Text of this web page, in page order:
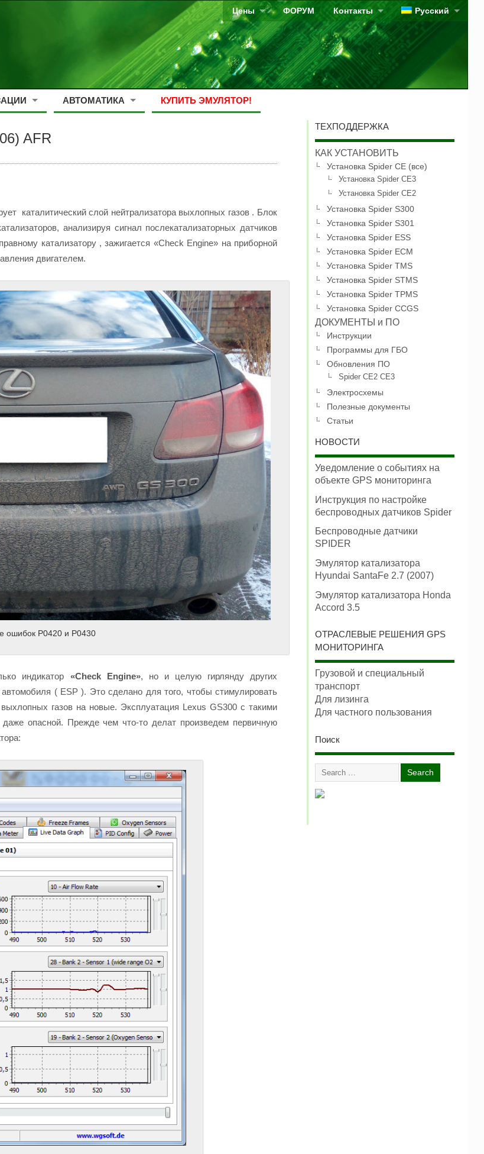
Русский
Контакты
ФОРУМ
Цены
АВТОМАТИКА КУПИТЬ ЭМУЛЯТОР!
AFR
каталитический слой нейтрализатора выхлопных газов . Блок
анализируя сигнал послекатализаторных датчиков
катализатору , зажигается «Check Engine» на приборной
двигателем.
ошибок P0420 и P0430
индикатор «Check Engine», но и целую гирлянду других
( ESP ). Это сделано для того, чтобы стимулировать
газов на новые. Эксплуатация Lexus GS300 с такими
опасной. Прежде чем что-то делат произведем первичную
ТЕХПОДДЕРЖКА
КАК УСТАНОВИТЬ
Установка Spider CE (все)
Установка Spider CE3
Установка Spider CE2
Установка Spider S300
Установка Spider S301
Установка Spider ESS
Установка Spider ECM
Установка Spider TMS
Установка Spider STMS
Установка Spider TPMS
Установка Spider CCGS
ДОКУМЕНТЫ и ПО
Инструкции
Программы для ГБО
Обновления ПО
Spider CE2 CE3
Электросхемы
Полезные документы
Статьи
НОВОСТИ
Уведомление о событиях на
объекте GPS мониторинга
Инструкция по настройке
беспроводных датчиков Spider
Беспроводные датчики
SPIDER
Эмулятор катализатора
Hyundai SantaFe 2.7 (2007)
Эмулятор катализатора Honda
Accord 3.5
ОТРАСЛЕВЫЕ РЕШЕНИЯ GPS
МОНИТОРИНГА
Грузовой и специальный
транспорт
Для лизинга
Для частного пользования
Поиск